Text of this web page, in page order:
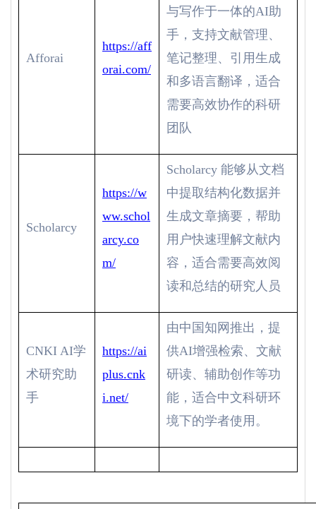
Afforai
https://aff
orai.com/
与写作于一体的AI助
手，支持文献管理、
笔记整理、引用生成
和多语言翻译，适合
需要高效协作的科研
团队
Scholarcy
https://w
ww.schol
arcy.co
m/
Scholarcy 能够从文档
中提取结构化数据并
生成文章摘要，帮助
用户快速理解文献内
容，适合需要高效阅
读和总结的研究人员
CNKI AI学
术研究助
手
https://ai
plus.cnk
i.net/
由中国知网推出，提
供AI增强检索、文献
研读、辅助创作等功
能，适合中文科研环
境下的学者使用。